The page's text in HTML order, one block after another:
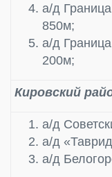
а/д
850м;
а/д
200м;
Кировский
а/д
а/д
а/д